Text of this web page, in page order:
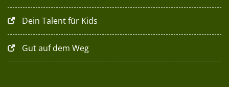
Dein Talent für Kids
Gut auf dem Weg